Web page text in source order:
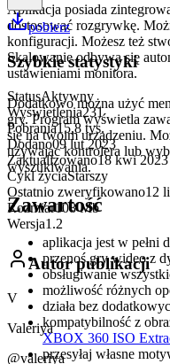
Aplikacja posiada
dostosować rozgrywkę.
konfiguracji. Możesz też
Skalowanie odbywa się
ustawieniami monitora.
Dodatkowo można użyć
gry. Program wyświetla
się na twoim urządzeniu.
używając kontrolera lub
wyszukiwania.
Zawartość
aplikacja jest w pełni
przenoś gry wideo z
obsługiwanie
możliwość różnych
działa bez
kompatybilność z
XBOX 360 ISO
przesyłaj własne
pobierz
Szybkie statystyki
StatusAktywny
Wyświetlenia231
Pobrania15,8 tys.
Dodano09 lut 2023
Zaktualizowano18 kwi 2023
Cykl życiaStarszy
Ostatnio zweryfikowano12
Rozmiar108 Mb
Wersja1.2
Autor publikacji
V
Valeriya
@valeriya